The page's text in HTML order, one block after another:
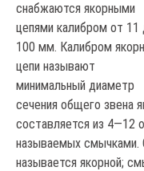
снабжаются якорными
цепями калибром от 11
100 мм. Калибром
цепи называют
минимальный диаметр
сечения общего звена
составляется из 4—12
называемых
называется якорной;